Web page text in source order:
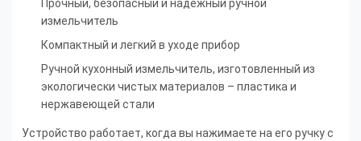
Прочный, безопасный и надежный ручной
измельчитель
Компактный и легкий в уходе прибор
Ручной кухонный измельчитель, изготовленный из
экологически чистых материалов – пластика и
нержавеющей стали
Устройство работает, когда вы нажимаете на его ручку с